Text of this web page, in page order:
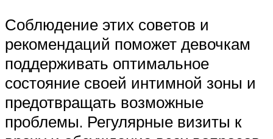
Соблюдение этих советов и
рекомендаций поможет девочкам
поддерживать оптимальное
состояние своей интимной зоны и
предотвращать возможные
проблемы. Регулярные визиты к